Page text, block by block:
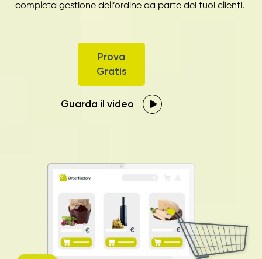
completa gestione dell’ordine da parte dei tuoi clienti.
Prova
Gratis
Guarda il video